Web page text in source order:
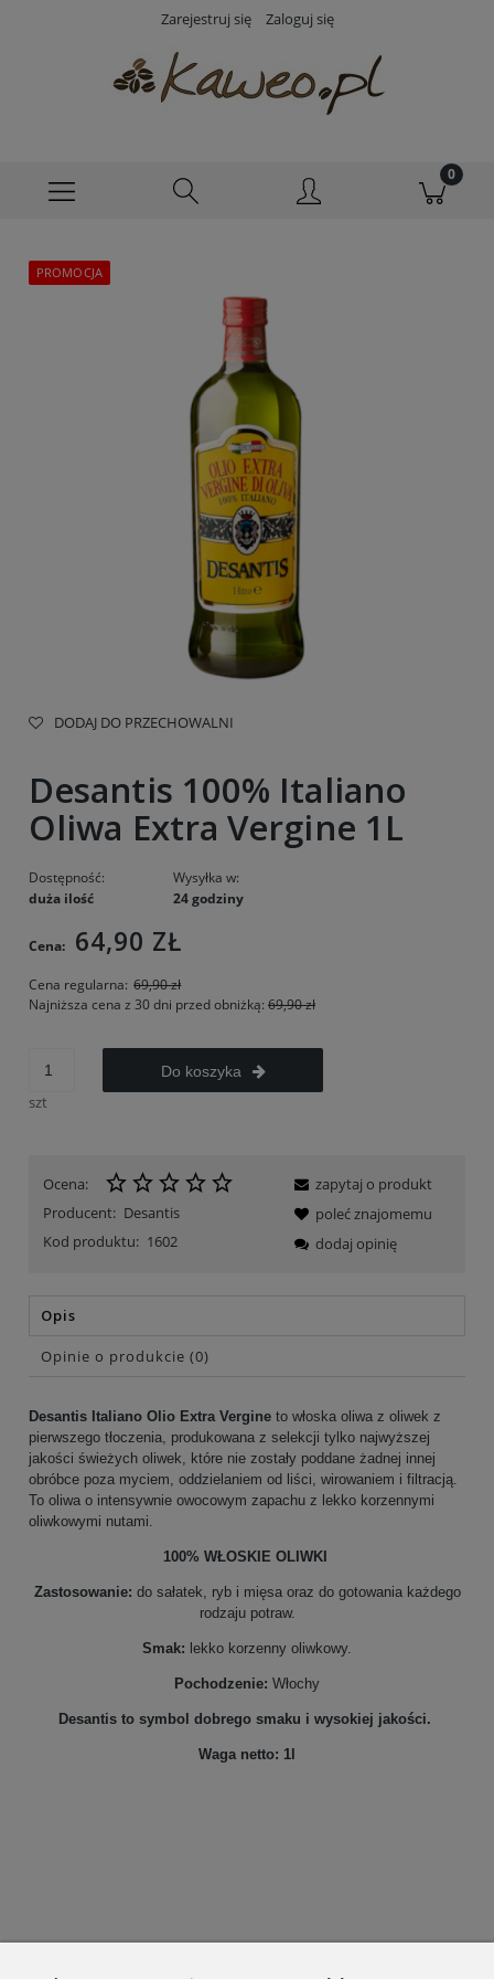
Zarejestruj się Zaloguj się
PROMOCJA
DODAJ DO PRZECHOWALNI
Desantis 100% Italiano
Oliwa Extra Vergine 1L
Dostępność:
duża ilość
Wysyłka w:
24 godziny
Cena: 64,90 ZŁ
Cena regularna: 69,90 zł
Najniższa cena z 30 dni przed obniżką: 69,90 zł
szt
Do koszyka
Ocena:
Producent: Desantis
Kod produktu: 1602
zapytaj o produkt
poleć znajomemu
dodaj opinię
Opis
Opinie o produkcie (0)
Desantis Italiano Olio Extra Vergine to włoska oliwa z oliwek z
pierwszego tłoczenia, produkowana z selekcji tylko najwyższej
jakości świeżych oliwek, które nie zostały poddane żadnej innej
obróbce poza myciem, oddzielaniem od liści, wirowaniem i filtracją.
To oliwa o intensywnie owocowym zapachu z lekko korzennymi
oliwkowymi nutami.
100% WŁOSKIE OLIWKI
Zastosowanie: do sałatek, ryb i mięsa oraz do gotowania każdego
rodzaju potraw.
Smak: lekko korzenny oliwkowy.
Pochodzenie: Włochy
Desantis to symbol dobrego smaku i wysokiej jakości.
Waga netto: 1l